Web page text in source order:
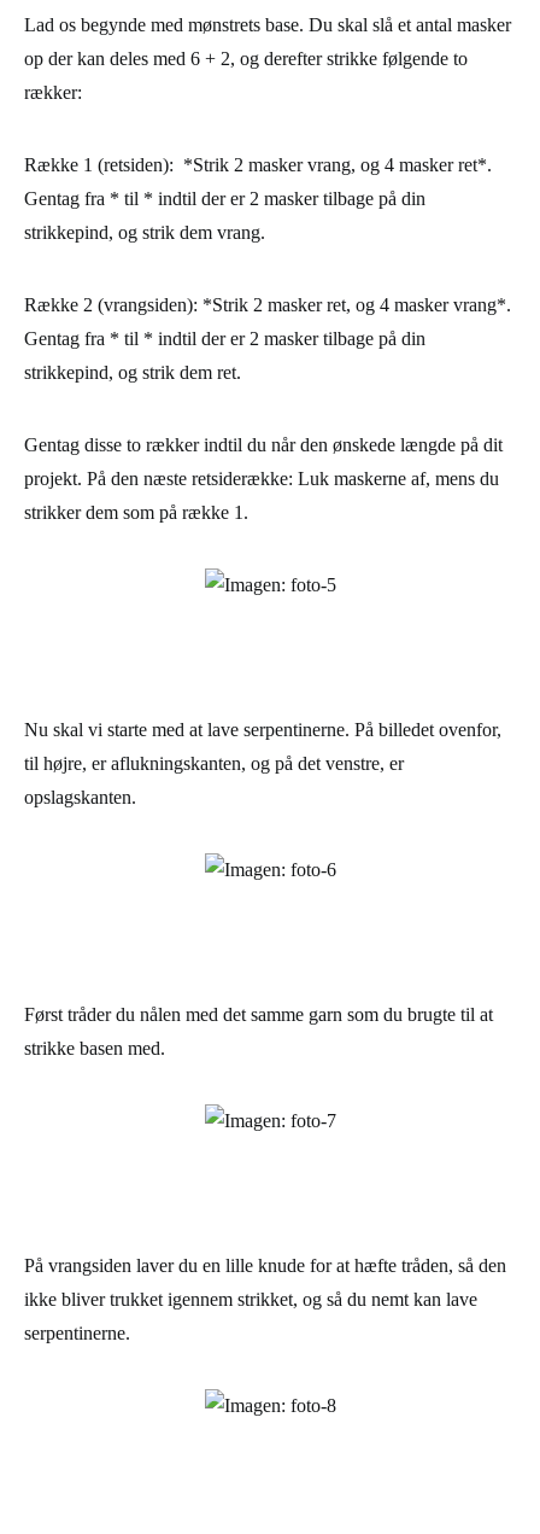
Lad os begynde med mønstrets base. Du skal slå et antal masker
op der kan deles med 6 + 2, og derefter strikke følgende to
rækker:
Række 1 (retsiden): *Strik 2 masker vrang, og 4 masker ret*.
Gentag fra * til * indtil der er 2 masker tilbage på din
strikkepind, og strik dem vrang.
Række 2 (vrangsiden): *Strik 2 masker ret, og 4 masker vrang*.
Gentag fra * til * indtil der er 2 masker tilbage på din
strikkepind, og strik dem ret.
Gentag disse to rækker indtil du når den ønskede længde på dit
projekt. På den næste retsiderække: Luk maskerne af, mens du
strikker dem som på række 1.
Nu skal vi starte med at lave serpentinerne. På billedet ovenfor,
til højre, er aflukningskanten, og på det venstre, er
opslagskanten.
Først tråder du nålen med det samme garn som du brugte til at
strikke basen med.
På vrangsiden laver du en lille knude for at hæfte tråden, så den
ikke bliver trukket igennem strikket, og så du nemt kan lave
serpentinerne.